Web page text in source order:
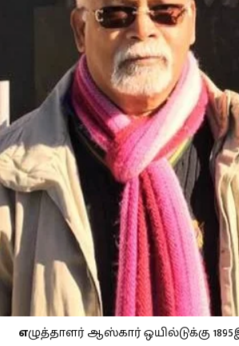
எழுத்தாளர் ஆஸ்கார் ஒயில்டுக்கு